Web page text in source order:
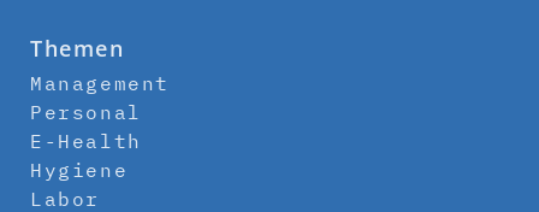
Themen
Management
Personal
E-Health
Hygiene
Labor